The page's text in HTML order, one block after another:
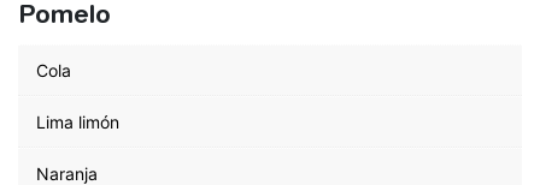
Pomelo
Cola
Lima limón
Naranja